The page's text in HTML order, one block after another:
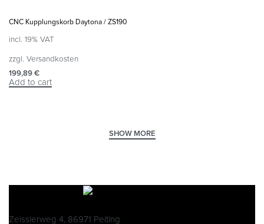
CNC Kupplungskorb Daytona / ZS190
incl. 19% VAT
zzgl. Versandkosten
199,89€
Add to cart
Zeisslerweg 4, 86971 Peiting